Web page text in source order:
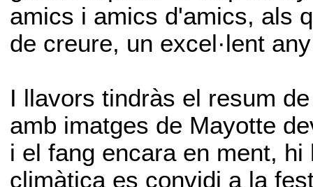
amics i amics d'amics, als
de creure, un excel·lent
I llavors tindràs el resum
amb imatges de Mayotte
i el fang encara en ment,
climàtica es convidi a la